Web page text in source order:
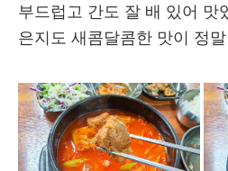
부드럽고 간도 잘 배 있어 맛
은지도 새콤달콤한 맛이 정